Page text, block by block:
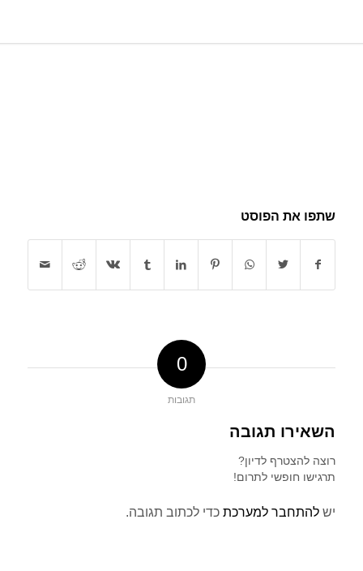
שתפו את הפוסט
0
תגובות
השאירו תגובה
רוצה להצטרף לדיון?
תרגישו חופשי לתרום!
יש להתחבר למערכתכדי לכתוב תגובה.